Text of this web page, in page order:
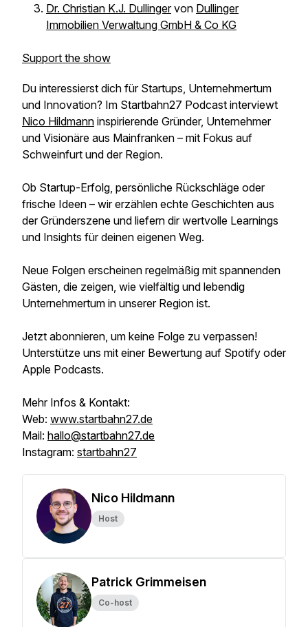
Dr. Christian K.J. Dullingervon Dullinger
Immobilien Verwaltung GmbH & Co KG
Support the show
Du interessierst dich für Startups, Unternehmertum
und Innovation? Im Startbahn27 Podcast interviewt
Nico Hildmann inspirierende Gründer, Unternehmer
und Visionäre aus Mainfranken – mit Fokus auf
Schweinfurt und der Region.
Ob Startup-Erfolg, persönliche Rückschläge oder
frische Ideen – wir erzählen echte Geschichten aus
der Gründerszene und liefern dir wertvolle Learnings
und Insights für deinen eigenen Weg.
Neue Folgen erscheinen regelmäßig mit spannenden
Gästen, die zeigen, wie vielfältig und lebendig
Unternehmertum in unserer Region ist.
Jetzt abonnieren, um keine Folge zu verpassen!
Unterstütze uns mit einer Bewertung auf Spotify oder
Apple Podcasts.
Mehr Infos & Kontakt:
Web: www.startbahn27.de
Mail: hallo@startbahn27.de
Instagram: startbahn27
Nico Hildmann
Host
Patrick Grimmeisen
Co-host